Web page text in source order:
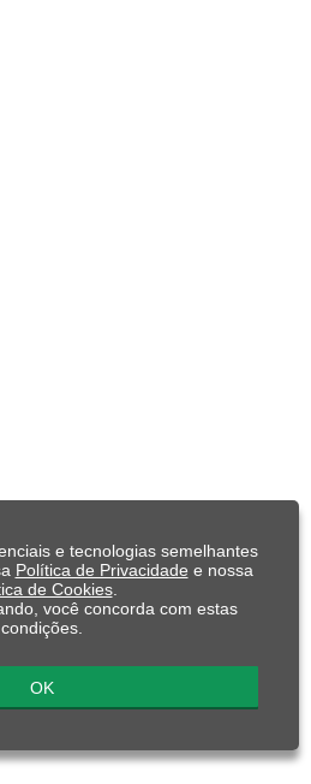
e tecnologias semelhantes
Política de Privacidade e nossa
de Cookies.
você concorda com estas
condições.
OK